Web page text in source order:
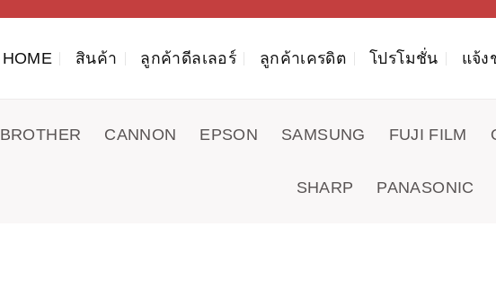
HOME สินค้า ลูกค้าดีลเลอร์ ลูกค้าเครดิต โปรโมชั่น แจ้ง
BROTHER CANNON EPSON SAMSUNG FUJI FILM
SHARP PANASONIC